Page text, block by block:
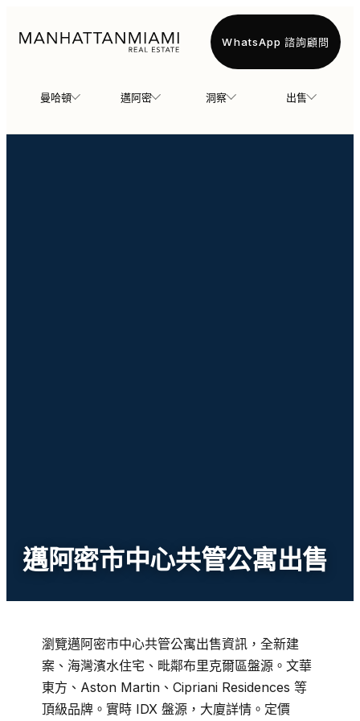
曼哈頓 邁阿密 洞察 出售
WhatsApp 諮詢顧問
邁阿密市中心共管公寓出售
瀏覽邁阿密市中心共管公寓出售資訊，全新建
案、海灣濱水住宅、毗鄰布里克爾區盤源。文華
東方、Aston Martin、Cipriani Residences 等
頂級品牌。實時 IDX 盤源，大廈詳情。定價